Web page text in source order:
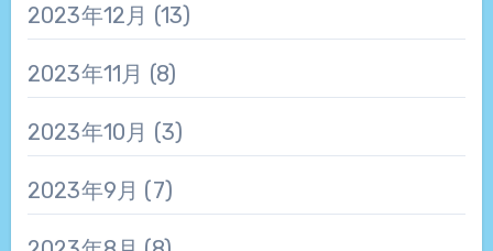
2023年12月 (13)
2023年11月 (8)
2023年10月 (3)
2023年9月 (7)